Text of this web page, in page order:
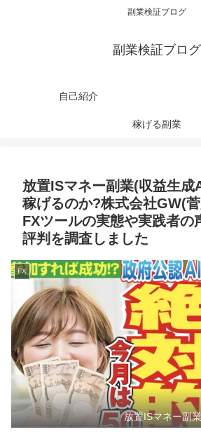
副業検証ブログ
副業検証ブログ
自己紹介
稼げる副業
放置ISマネー副業(収益生成
稼げるのか?株式会社GW(
FXツールの実態や実践者の
評判を調査しました
FX
放置ISマネー副